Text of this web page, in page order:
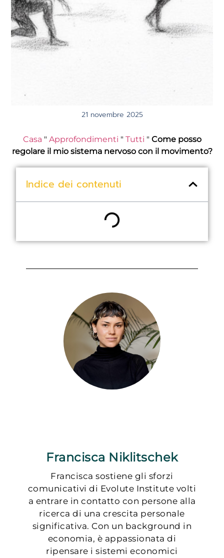
21 novembre 2025
Casa " Approfondimenti " Tutti " Come posso
regolare il mio sistema nervoso con il movimento?
Indice dei contenuti
Francisca Niklitschek
Francisca sostiene gli sforzi
comunicativi di Evolute Institute volti
a entrare in contatto con persone alla
ricerca di una crescita personale
significativa. Con un background in
economia, è appassionata di
ripensare i sistemi economici